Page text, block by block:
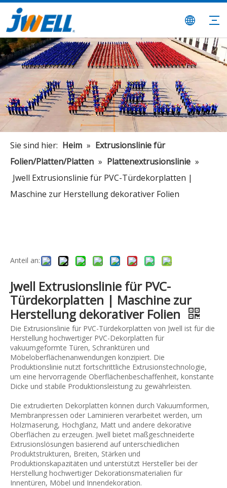
Sie sind hier: Heim » Extrusionslinie für
Folien/Platten/Platten » Plattenextrusionslinie »
Jwell Extrusionslinie für PVC-Türdekorplatten |
Maschine zur Herstellung dekorativer Folien
Anteil an:
Jwell Extrusionslinie für PVC-
Türdekorplatten | Maschine zur
Herstellung dekorativer Folien
Die Extrusionslinie für PVC-Türdekorplatten von Jwell ist für die
Herstellung hochwertiger PVC-Dekorplatten für
vakuumgeformte Türen, Schranktüren und
Möbeloberflächenanwendungen konzipiert. Die
Produktionslinie nutzt fortschrittliche Extrusionstechnologie,
um eine hervorragende Oberflächenbeschaffenheit, konstante
Dicke und stabile Produktionsleistung zu gewährleisten.
Die extrudierten Dekorplatten können durch Vakuumformen,
Membranpressen oder Laminieren verarbeitet werden, um
Holzmaserung, Hochglanz, Matt und andere dekorative
Oberflächen zu erzeugen. Jwell bietet maßgeschneiderte
Extrusionslösungen basierend auf unterschiedlichen
Produktstrukturen, Breiten, Stärken und
Produktionskapazitäten und unterstützt Hersteller bei der
Herstellung hochwertiger Dekorationsmaterialien für
Innentüren, Möbel und Innendekoration.